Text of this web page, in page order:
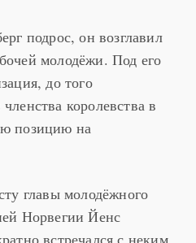
подрос, он возглавил
молодёжи. Под его
до того
королевства в
позицию на
главы молодёжного
Норвегии Йенс
встречался с неким